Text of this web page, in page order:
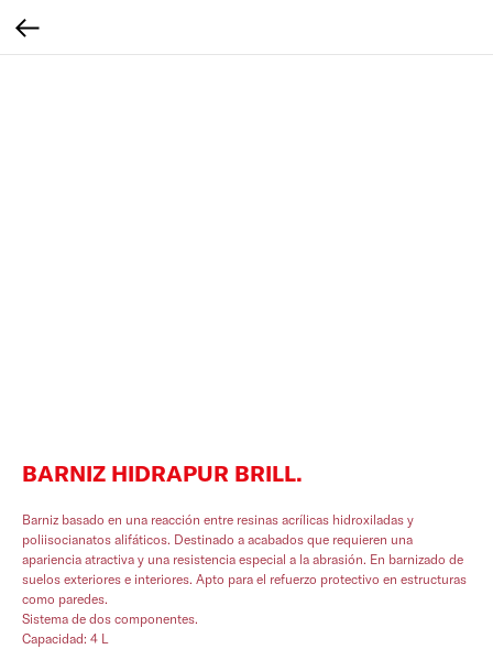
BARNIZ HIDRAPUR BRILL.
Barniz basado en una reacción entre resinas acrílicas hidroxiladas y
poliisocianatos alifáticos. Destinado a acabados que requieren una
apariencia atractiva y una resistencia especial a la abrasión. En barnizado de
suelos exteriores e interiores. Apto para el refuerzo protectivo en estructuras
como paredes.
Sistema de dos componentes.
Capacidad: 4 L